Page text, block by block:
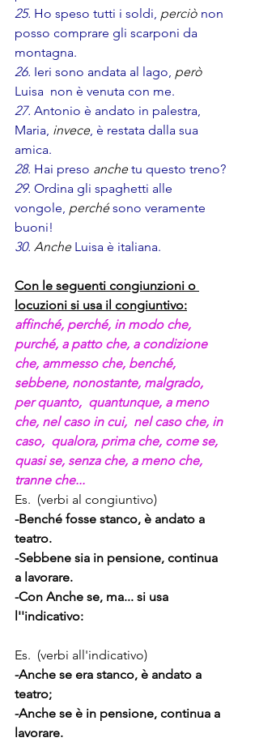
25. Ho speso tutti i soldi, perciò non
posso comprare gli scarponi da
montagna.
26. Ieri sono andata al lago, però
Luisa  non è venuta con me.
27. Antonio è andato in palestra,
Maria, invece, è restata dalla sua
amica.
28. Hai preso anche tu questo treno?
29. Ordina gli spaghetti alle
vongole, perché sono veramente
buoni!
30. Anche Luisa è italiana.
Con le seguenti congiunzioni o
locuzioni si usa il congiuntivo:
affinché, perché, in modo che,
purché, a patto che, a condizione
che, ammesso che, benché,
sebbene, nonostante, malgrado,
per quanto,  quantunque, a meno
che, nel caso in cui,  nel caso che, in
caso,  qualora, prima che, come se,
quasi se, senza che, a meno che,
tranne che...
Es.  (verbi al congiuntivo)
-Benché fosse stanco, è andato a
teatro.
-Sebbene sia in pensione, continua
a lavorare.
-Con Anche se, ma... si usa
l''indicativo:
Es.  (verbi all'indicativo)
-Anche se era stanco, è andato a
teatro;
-Anche se è in pensione, continua a
lavorare.